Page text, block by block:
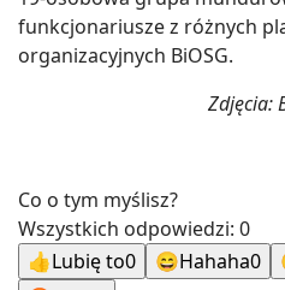
funkcjonariusze z różnych
organizacyjnych BiOSG.
Zdjęcia:
Co o tym myślisz?
Wszystkich odpowiedzi: 0
👍Lubię to0 😄Hahaha0